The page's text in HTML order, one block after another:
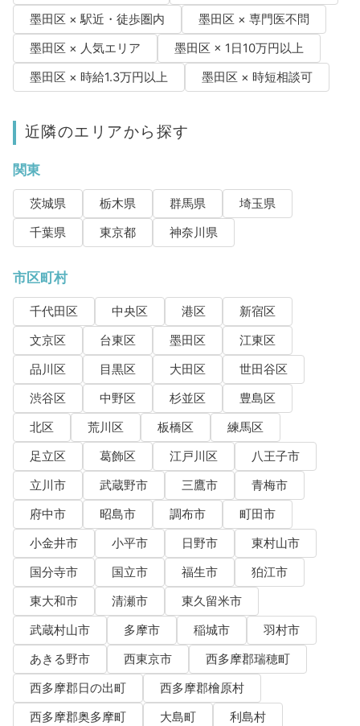
墨田区 × 駅近・徒歩圏内
墨田区 × 専門医不問
墨田区 × 人気エリア
墨田区 × 1日10万円以上
墨田区 × 時給1.3万円以上
墨田区 × 時短相談可
近隣のエリアから探す
関東
茨城県 栃木県 群馬県
埼玉県
千葉県
東京都 神奈川県
市区町村
千代田区 中央区 港区
新宿区
文京区
台東区 墨田区
江東区
品川区
目黒区 大田区
世田谷区
渋谷区
中野区 杉並区
豊島区
北区
荒川区 板橋区
練馬区
足立区
葛飾区 江戸川区
八王子市
立川市
武蔵野市 三鷹市
青梅市
府中市
昭島市 調布市
町田市
小金井市
小平市 日野市
東村山市
国分寺市
国立市 福生市
狛江市
東大和市
清瀬市
東久留米市
武蔵村山市
多摩市 稲城市
羽村市
あきる野市
西東京市
西多摩郡瑞穂町
西多摩郡日の出町
西多摩郡檜原村
西多摩郡奥多摩町
大島町
利島村